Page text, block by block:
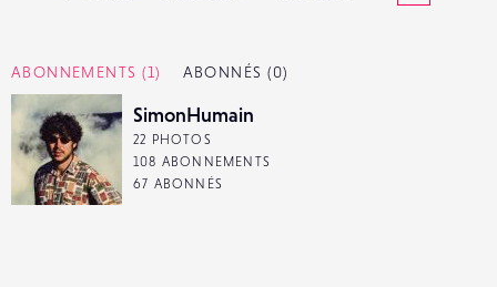
ABONNEMENTS (1) ABONNÉS (0)
SimonHumain
22 PHOTOS
108 ABONNEMENTS
67 ABONNÉS